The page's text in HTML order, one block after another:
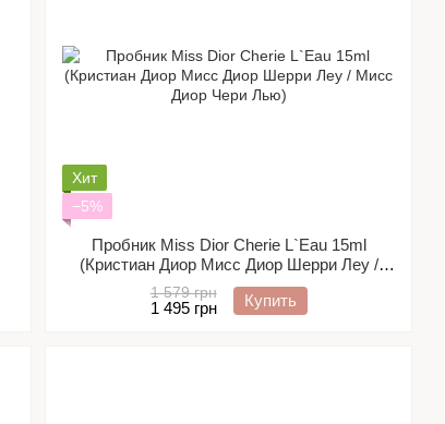
Хит
−5%
Пробник Miss Dior Cherie L`Eau 15ml
(Кристиан Диор Мисс Диор Шерри Леу /
Мисс Диор Чери Лью)
1 579 грн
1 495 грн Купить